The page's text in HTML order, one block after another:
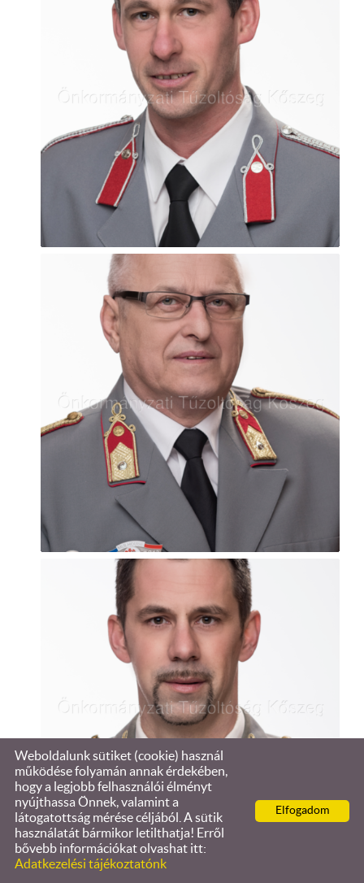
Elfogadom
Weboldalunk sütiket (cookie) használ
működése folyamán annak érdekében,
hogy a legjobb felhasználói élményt
nyújthassa Önnek, valamint a
látogatottság mérése céljából. A sütik
használatát bármikor letilthatja! Erről
bővebb információkat olvashat itt:
Adatkezelési tájékoztatónk